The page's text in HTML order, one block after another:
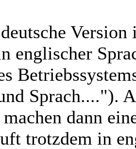
englischer
Sprach....").
dann
trotzdem in